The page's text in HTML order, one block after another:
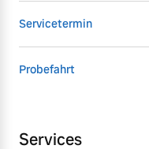
Servicetermin
Probefahrt
Services